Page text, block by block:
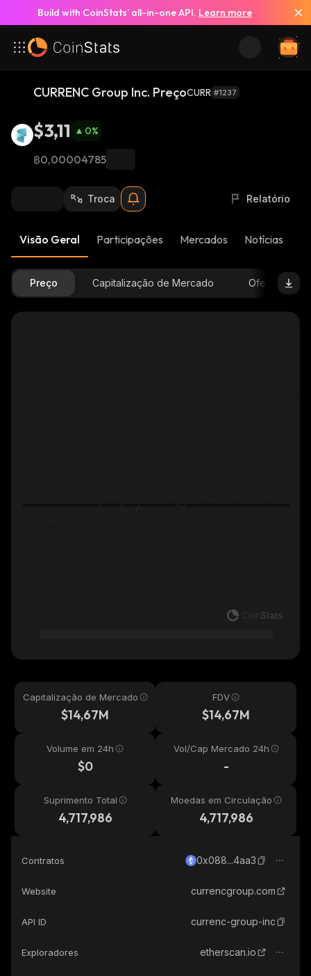
Build with CoinStats’ all-in-one API. Learn more
CURRENC Group Inc. PreçoCURR #1237
$3,11 0%
฿0,00004785
Troca Relatório
Visão Geral Participações Mercados Notícias
Preço Capitalização de Mercado Oferta
Capitalização de Mercado
$14,67M
FDV
$14,67M
Volume em 24h
$0
Vol/Cap Mercado 24h
-
Suprimento Total
4,717,986
Moedas em Circulação
4,717,986
Contratos 0x088...4aa3
Website currencgroup.com
API ID currenc-group-inc
Exploradores etherscan.io